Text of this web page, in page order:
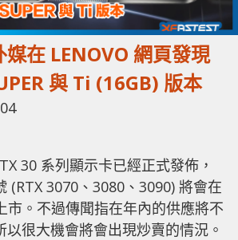
媒在 LENOVO 網頁發現
與 Ti (16GB) 版本
30 系列顯示卡已經正式發佈，
(RTX 3070、3080、3090) 將會在
市。不過傳聞指在年內的供應將不
以很大機會將會出現炒賣的情況。